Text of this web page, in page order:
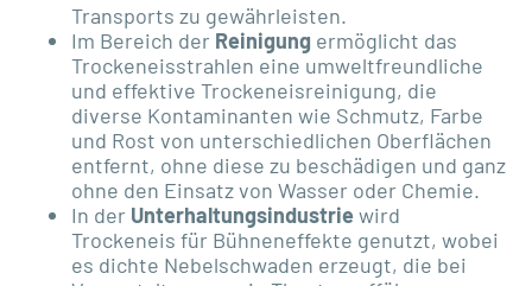
Transports zu gewährleisten.
Im Bereich der Reinigung ermöglicht das
Trockeneisstrahlen eine umweltfreundliche
und effektive Trockeneisreinigung, die
diverse Kontaminanten wie Schmutz, Farbe
und Rost von unterschiedlichen Oberflächen
entfernt, ohne diese zu beschädigen und ganz
ohne den Einsatz von Wasser oder Chemie.
In der Unterhaltungsindustriewird
Trockeneis für Bühneneffekte genutzt, wobei
es dichte Nebelschwaden erzeugt, die bei